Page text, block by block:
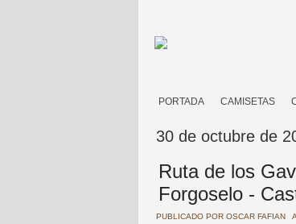
PORTADA CAMISETAS
30 de octubre de
Ruta de los
Forgoselo -
PUBLICADO POR OSCAR FAFIAN